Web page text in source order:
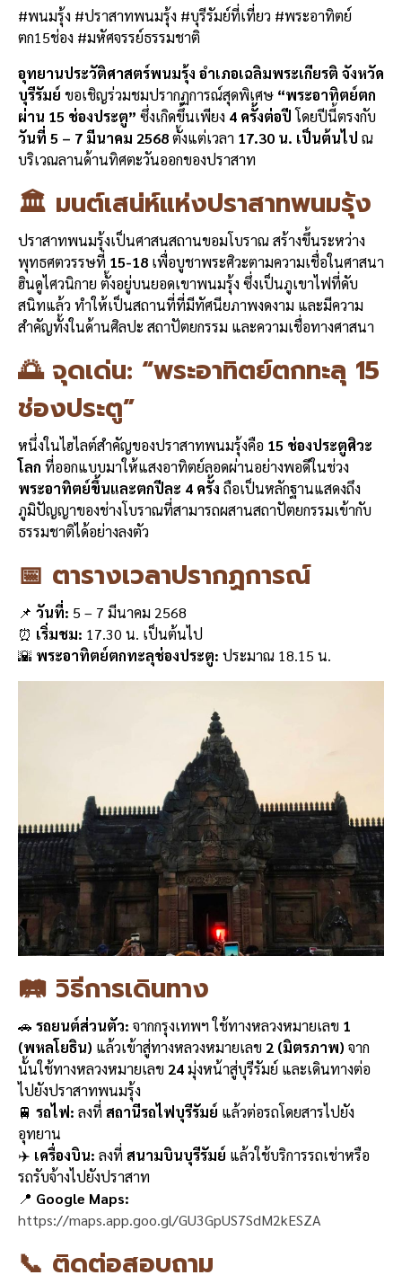
#พนมรุ้ง #ปราสาทพนมรุ้ง #บุรีรัมย์ที่เที่ยว #พระอาทิตย์
ตก15ช่อง #มหัศจรรย์ธรรมชาติ
อุทยานประวัติศาสตร์พนมรุ้ง อำเภอเฉลิมพระเกียรติ จังหวัด
บุรีรัมย์ ขอเชิญร่วมชมปรากฏการณ์สุดพิเศษ “พระอาทิตย์ตก
ผ่าน 15 ช่องประตู” ซึ่งเกิดขึ้นเพียง 4 ครั้งต่อปี โดยปีนี้ตรงกับ
วันที่ 5 – 7 มีนาคม 2568ตั้งแต่เวลา 17.30 น. เป็นต้นไป ณ
บริเวณลานด้านทิศตะวันออกของปราสาท
🏛️ มนต์เสน่ห์แห่งปราสาทพนมรุ้ง
ปราสาทพนมรุ้งเป็นศาสนสถานขอมโบราณ สร้างขึ้นระหว่าง
พุทธศตวรรษที่ 15-18 เพื่อบูชาพระศิวะตามความเชื่อในศาสนา
ฮินดูไศวนิกาย ตั้งอยู่บนยอดเขาพนมรุ้ง ซึ่งเป็นภูเขาไฟที่ดับ
สนิทแล้ว ทำให้เป็นสถานที่ที่มีทัศนียภาพงดงาม และมีความ
สำคัญทั้งในด้านศิลปะ สถาปัตยกรรม และความเชื่อทางศาสนา
🌅 จุดเด่น: “พระอาทิตย์ตกทะลุ 15
ช่องประตู”
หนึ่งในไฮไลต์สำคัญของปราสาทพนมรุ้งคือ 15 ช่องประตูศิวะ
โลก ที่ออกแบบมาให้แสงอาทิตย์ลอดผ่านอย่างพอดีในช่วง
พระอาทิตย์ขึ้นและตกปีละ 4 ครั้ง ถือเป็นหลักฐานแสดงถึง
ภูมิปัญญาของช่างโบราณที่สามารถผสานสถาปัตยกรรมเข้ากับ
ธรรมชาติได้อย่างลงตัว
📅 ตารางเวลาปรากฏการณ์
📌 วันที่: 5 – 7 มีนาคม 2568
⏰ เริ่มชม: 17.30 น. เป็นต้นไป
🌇 พระอาทิตย์ตกทะลุช่องประตู: ประมาณ 18.15 น.
🛤️ วิธีการเดินทาง
🚗 รถยนต์ส่วนตัว: จากกรุงเทพฯ ใช้ทางหลวงหมายเลข 1
(พหลโยธิน) แล้วเข้าสู่ทางหลวงหมายเลข 2 (มิตรภาพ) จาก
นั้นใช้ทางหลวงหมายเลข 24มุ่งหน้าสู่บุรีรัมย์ และเดินทางต่อ
ไปยังปราสาทพนมรุ้ง
🚆 รถไฟ: ลงที่ สถานีรถไฟบุรีรัมย์ แล้วต่อรถโดยสารไปยัง
อุทยาน
✈️ เครื่องบิน: ลงที่ สนามบินบุรีรัมย์ แล้วใช้บริการรถเช่าหรือ
รถรับจ้างไปยังปราสาท
📍 Google Maps:
https://maps.app.goo.gl/GU3GpUS7SdM2kESZA
📞 ติดต่อสอบถาม